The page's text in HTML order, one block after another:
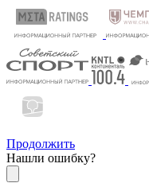
Продолжить
Нашли ошибку?